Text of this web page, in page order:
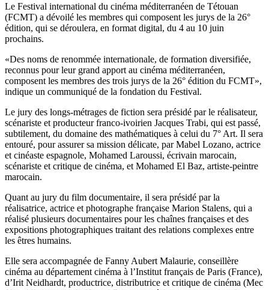
Le Festival international du cinéma méditerranéen de Tétouan
(FCMT) a dévoilé les membres qui composent les jurys de la 26°
édition, qui se déroulera, en format digital, du 4 au 10 juin
prochains.
«Des noms de renommée internationale, de formation diversifiée,
reconnus pour leur grand apport au cinéma méditerranéen,
composent les membres des trois jurys de la 26° édition du FCMT»,
indique un communiqué de la fondation du Festival.
Le jury des longs-métrages de fiction sera présidé par le réalisateur,
scénariste et producteur franco-ivoirien Jacques Trabi, qui est passé,
subtilement, du domaine des mathématiques à celui du 7° Art. Il sera
entouré, pour assurer sa mission délicate, par Mabel Lozano, actrice
et cinéaste espagnole, Mohamed Laroussi, écrivain marocain,
scénariste et critique de cinéma, et Mohamed El Baz, artiste-peintre
marocain.
Quant au jury du film documentaire, il sera présidé par la
réalisatrice, actrice et photographe française Marion Stalens, qui a
réalisé plusieurs documentaires pour les chaînes françaises et des
expositions photographiques traitant des relations complexes entre
les êtres humains.
Elle sera accompagnée de Fanny Aubert Malaurie, conseillère
cinéma au département cinéma à l’Institut français de Paris (France),
d’Irit Neidhardt, productrice, distributrice et critique de cinéma (Mec